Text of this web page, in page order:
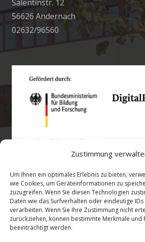
Zustimmung
Um Ihnen ein optimales Erlebnis zu bieten,
wie Cookies, um Geräteinformationen zu
zuzugreifen. Wenn Sie diesen Technologien
Daten wie das Surfverhalten oder eindeutige
verarbeiten. Wenn Sie Ihre Zustimmung nicht
zurückziehen, können bestimmte Merkmale und
beeinträchtigt werden.
Salentinstr. 12
56626 Andernach
02632/96560